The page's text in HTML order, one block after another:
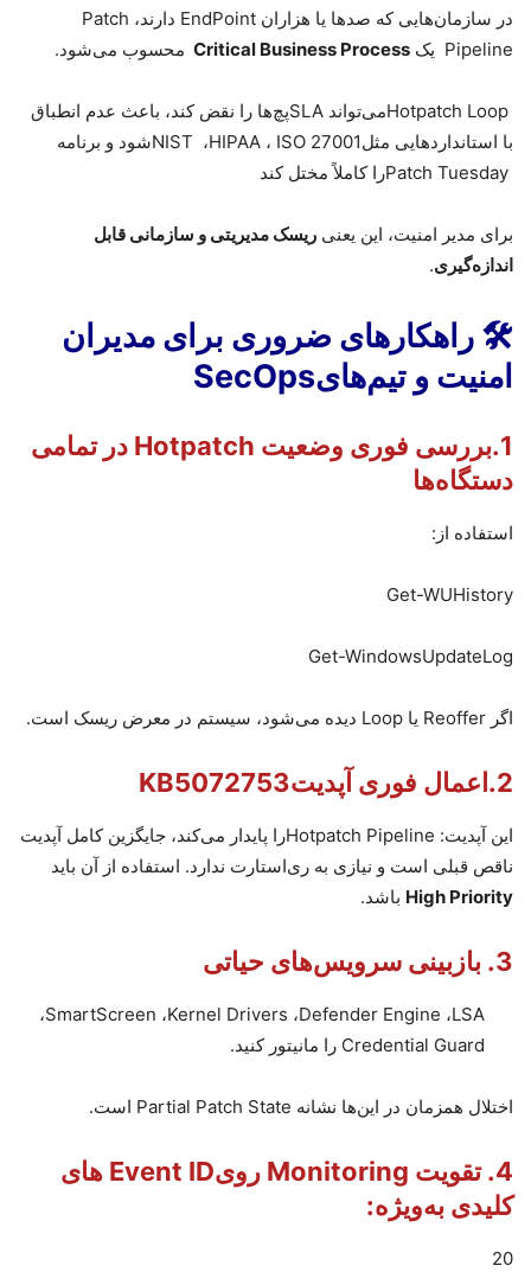
در سازمان‌هایی که صدها یا هزاران EndPoint دارند، Patch
Pipeline یک Critical Business Process محسوب می‌شود.
Hotpatch Loopمی‌تواند SLAپچ‌ها را نقض کند، باعث عدم انطباق
با استانداردهایی مثلISO 27001 ، HIPAA، NISTشود و برنامه
Patch Tuesdayرا کاملاً مختل کند
برای مدیر امنیت، این یعنی ریسک مدیریتی و سازمانی قابل
اندازه‌گیری.
🛠 راهکارهای ضروری برای مدیران
امنیت و تیم‌هایSecOps
1. بررسی فوری وضعیت Hotpatch در تمامی
دستگاه‌ها
استفاده از :
Get-WUHistory
Get-WindowsUpdateLog
اگر Reoffer یا Loop دیده می‌شود، سیستم در معرض ریسک است.
2. اعمال فوری آپدیتKB5072753
این آپدیت:
Hotpatch Pipelineرا پایدار می‌کند، جایگزین کامل آپدیت
ناقص قبلی است و نیازی به ری‌استارت ندارد. استفاده از آن باید
High Priority باشد.
3. بازبینی سرویس‌های حیاتی
LSA، Defender Engine، Kernel Drivers، SmartScreen،
Credential Guard را مانیتور کنید.
اختلال همزمان در این‌ها نشانه Partial Patch State است.
4. تقویت Monitoring رویEvent ID های
کلیدی به‌ویژه:
20